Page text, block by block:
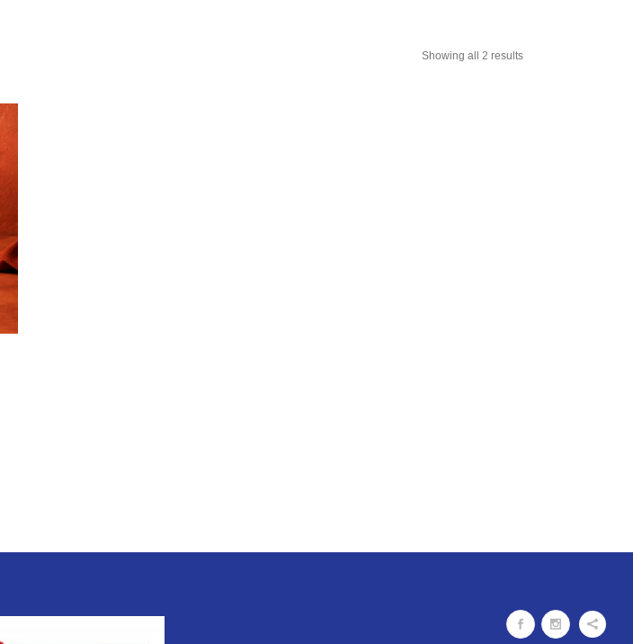
Showing all 2 results